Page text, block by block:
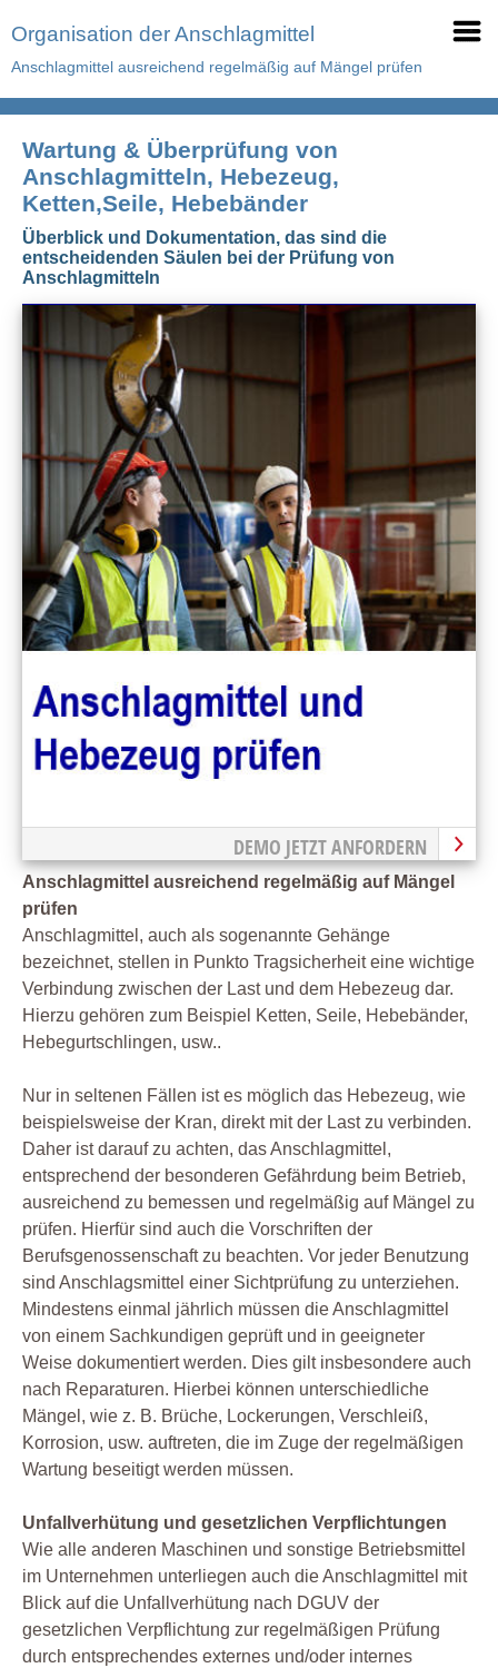
Organisation der Anschlagmittel
Anschlagmittel ausreichend regelmäßig auf Mängel prüfen
Wartung & Überprüfung von
Anschlagmitteln, Hebezeug,
Ketten,Seile, Hebebänder
Überblick und Dokumentation, das sind die
entscheidenden Säulen bei der Prüfung von
Anschlagmitteln
DEMO JETZT ANFORDERN
Anschlagmittel ausreichend regelmäßig auf Mängel
prüfen
Anschlagmittel, auch als sogenannte Gehänge
bezeichnet, stellen in Punkto Tragsicherheit eine wichtige
Verbindung zwischen der Last und dem Hebezeug dar.
Hierzu gehören zum Beispiel Ketten, Seile, Hebebänder,
Hebegurtschlingen, usw..
Nur in seltenen Fällen ist es möglich das Hebezeug, wie
beispielsweise der Kran, direkt mit der Last zu verbinden.
Daher ist darauf zu achten, das Anschlagmittel,
entsprechend der besonderen Gefährdung beim Betrieb,
ausreichend zu bemessen und regelmäßig auf Mängel zu
prüfen. Hierfür sind auch die Vorschriften der
Berufsgenossenschaft zu beachten. Vor jeder Benutzung
sind Anschlagsmittel einer Sichtprüfung zu unterziehen.
Mindestens einmal jährlich müssen die Anschlagmittel
von einem Sachkundigen geprüft und in geeigneter
Weise dokumentiert werden. Dies gilt insbesondere auch
nach Reparaturen. Hierbei können unterschiedliche
Mängel, wie z. B. Brüche, Lockerungen, Verschleiß,
Korrosion, usw. auftreten, die im Zuge der regelmäßigen
Wartung beseitigt werden müssen.
Unfallverhütung und gesetzlichen Verpflichtungen
Wie alle anderen Maschinen und sonstige Betriebsmittel
im Unternehmen unterliegen auch die Anschlagmittel mit
Blick auf die Unfallverhütung nach DGUV der
gesetzlichen Verpflichtung zur regelmäßigen Prüfung
durch entsprechendes externes und/oder internes